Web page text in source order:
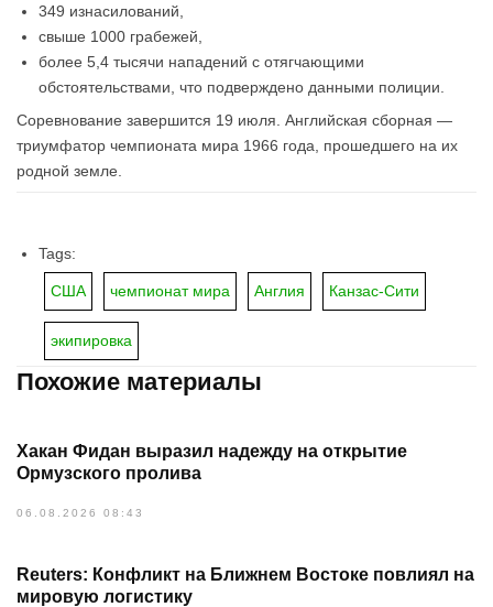
349 изнасилований,
свыше 1000 грабежей,
более 5,4 тысячи нападений с отягчающими
обстоятельствами, что подверждено данными полиции.
Соревнование завершится 19 июля. Английская сборная —
триумфатор чемпионата мира 1966 года, прошедшего на их
родной земле.
Tags:
США чемпионат мира Англия Канзас-Сити
экипировка
Похожие материалы
Хакан Фидан выразил надежду на открытие
Ормузского пролива
06.08.2026 08:43
Reuters: Конфликт на Ближнем Востоке повлиял на
мировую логистику